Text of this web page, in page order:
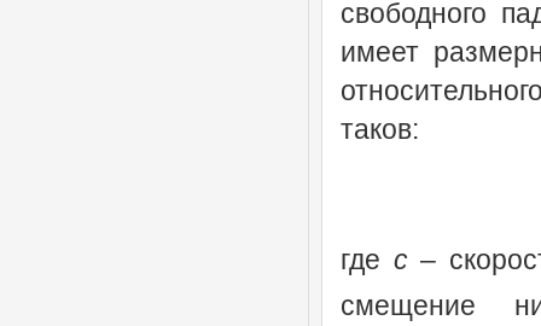
свободного
имеет
таков:
где c –
смещение